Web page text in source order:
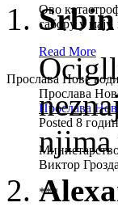
Ово
сабору у
Read More
Прослава Нове
Прослава
Прослава
Posted 8
Виктор
***
Srbin